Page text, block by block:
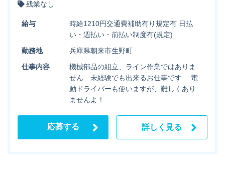
残業なし
給与
時給1210円交通費補助有り規定有 日払
い・週払い・前払い制度有(規定)
勤務地
兵庫県朝来市生野町
仕事内容
機械部品の組立、ライン作業ではありま
せん 未経験でも出来るお仕事です 電
動ドライバーも使いますが、難しくあり
ませんよ！ …
応募する 詳しく見る